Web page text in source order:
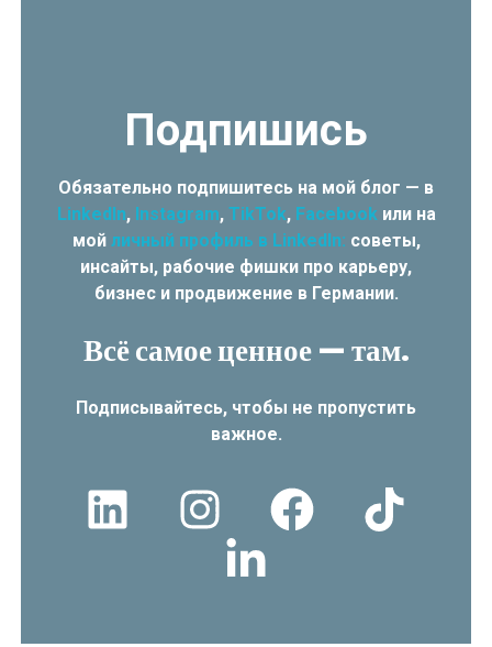
Подпишись
Обязательно подпишитесь на мой блог — в
LinkedIn, Instagram, TikTok, Facebook или на
мой личный профиль в LinkedIn: советы,
инсайты, рабочие фишки про карьеру,
бизнес и продвижение в Германии.
Всё самое ценное — там.
Подписывайтесь, чтобы не пропустить
важное.